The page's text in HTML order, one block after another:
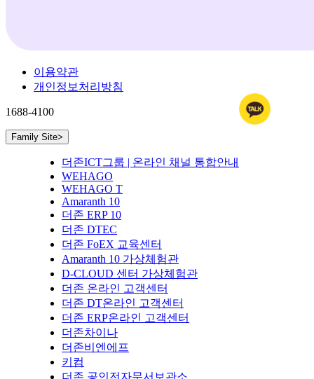
이용약관
개인정보처리방침
1688-4100
Family Site>
더존ICT그룹 | 온라인 채널 통합안내
WEHAGO
WEHAGO T
Amaranth 10
더존 ERP 10
더존 DTEC
더존 FoEX 교육센터
Amaranth 10 가상체험관
D-CLOUD 센터 가상체험관
더존 온라인 고객센터
더존 DT온라인 고객센터
더존 ERP온라인 고객센터
더존차이나
더존비엔에프
키컴
더존 공인전자문서보관소